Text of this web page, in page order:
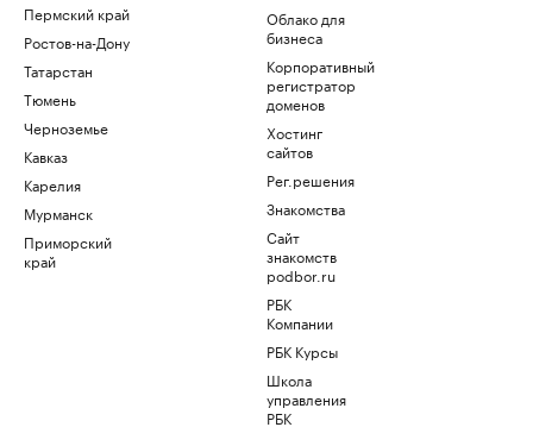
Пермский край
Ростов-на-Дону
Татарстан
Тюмень
Черноземье
Кавказ
Карелия
Мурманск
Приморский
край
Облако для
бизнеса
Корпоративный
регистратор
доменов
Хостинг
сайтов
Рег.решения
Знакомства
Сайт
знакомств
podbor.ru
РБК
Компании
РБК Курсы
Школа
управления
РБК